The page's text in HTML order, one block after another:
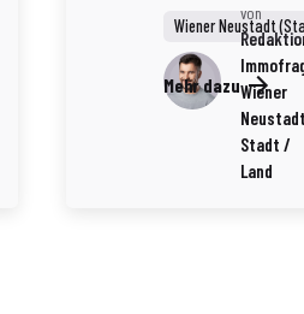
von
Wiener
Neustadt
Stadt /
Land
Wiener Neustadt
Mehr dazu